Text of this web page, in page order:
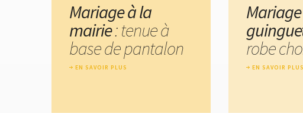
Mariage à la
mairie: tenue à
base de pantalon
EN SAVOIR PLUS
Mariage
robe
EN SAVOIR PLUS